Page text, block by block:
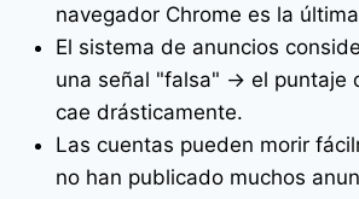
navegador Chrome es la
El sistema de anuncios
una señal "falsa" → el puntaje
cae drásticamente.
Las cuentas pueden morir
no han publicado muchos